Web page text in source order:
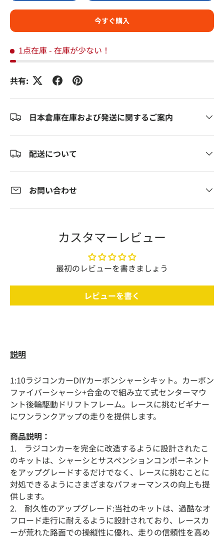
今すぐ購入
1点在庫- 在庫が少ない！
共有:
日本倉庫在庫および発送に関するご案内
配送について
お問い合わせ
カスタマーレビュー
最初のレビューを書きましょう
レビューを書く
説明
1:10ラジコンカーDIYカーボンシャーシキット。カーボン
ファイバーシャーシ+合金ので組み立て式センターマウ
ント後輪駆動ドリフトフレーム。レースに挑むビギナー
にワンランクアップの走りを提供します。
商品説明：
1. ラジコンカーを完全に改造するように設計されたこ
のキットは、シャーシとサスペンションコンポーネント
をアップグレードするだけでなく、レースに挑むことに
対処できるようにさまざまなパフォーマンスの向上も提
供します。
2. 耐久性のアップグレード:当社のキットは、過酷なオ
フロード走行に耐えるように設計されており、レースカ
ーが荒れた路面での操縦性に優れ、走りの信頼性を高め